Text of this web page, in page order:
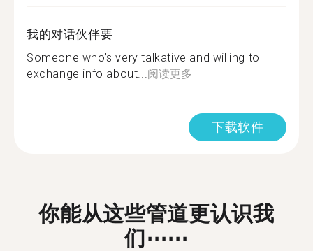
我的对话伙伴要
Someone who’s very talkative and willing to
exchange info about...阅读更多
下载软件
你能从这些管道更认识我
们⋯⋯